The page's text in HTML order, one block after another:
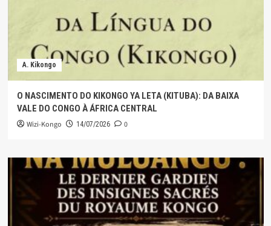
A. Kikongo
O NASCIMENTO DO KIKONGO YA LETA (KITUBA): DA BAIXA
VALE DO CONGO À ÁFRICA CENTRAL
Wizi-Kongo 14/07/2026 0